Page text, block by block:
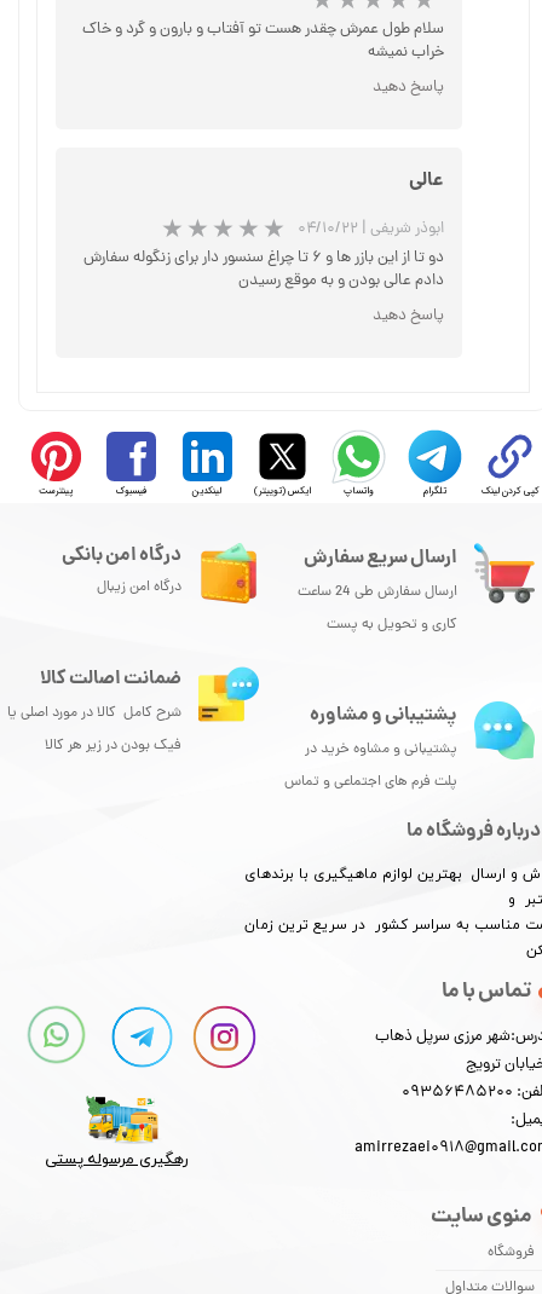
★★★★★
★★ ★★ ★
★★
سلام طول عمرش چقدر هست تو آفتاب و بارون و گرد و خاک
خراب نمیشه
پاسخ دهید
عالی
ابوذر شریفی | ۰۴/۱۰/۲۲
★★
دو تا از این بازر ها و ۶ تا چراغ سنسور دار برای زنگوله سفارش
دادم عالی بودن و به موقع رسیدن
پاسخ دهید
کپی کردن لینک تلگرام واتساپ ایکس (توییتر) لینکدین فیسبوک پینترست
ارسال سریع سفارش
ارسال سفارش طی 24 ساعت
کاری و تحویل به پست
درباره فروشگاه ما
و ارسال بهترین لوازم ماهیگیری با برندهای
و
مناسب به سراسر کشور در سریع ترین زمان
منوی سایت
فروشگاه
سوالات متداول
تماس با ما
مرزی سرپل ذهاب
ترویج
درگاه امن بانکی
درگاه امن زیبال
پشتیبانی و مشاوره
پشتیبانی و مشاوه خرید در
پلت فرم های اجتماعی و تماس
ضمانت اصالت کالا
شرح کامل کالا در مورد اصلی یا
فیک بودن در زیر هر کالا
رهگیری مرسوله پستی​​​​​​​